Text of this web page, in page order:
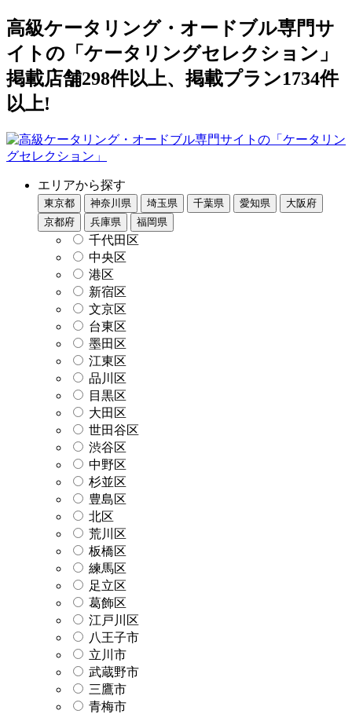
高級ケータリング・オードブル専門サ
イトの「ケータリングセレクション」
掲載店舗298件以上、掲載プラン1734件
以上!
エリアから探す
東京都 神奈川県 埼玉県 千葉県 愛知県
大阪府
京都府
兵庫県 福岡県
千代田区
中央区
港区
新宿区
文京区
台東区
墨田区
江東区
品川区
目黒区
大田区
世田谷区
渋谷区
中野区
杉並区
豊島区
北区
荒川区
板橋区
練馬区
足立区
葛飾区
江戸川区
八王子市
立川市
武蔵野市
三鷹市
青梅市